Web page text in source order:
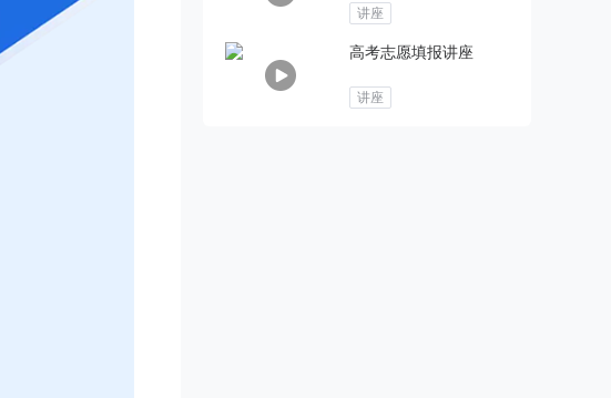
讲座
高考志愿填报讲座
讲座